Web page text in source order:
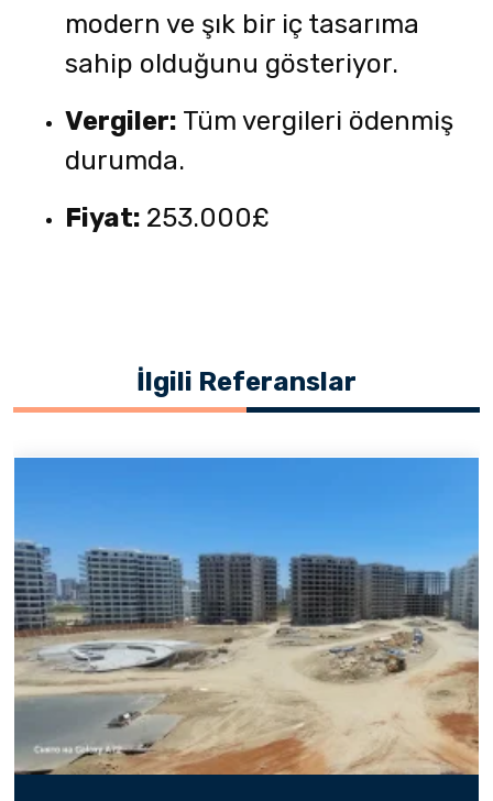
modern ve şık bir iç tasarıma
sahip olduğunu gösteriyor.
Vergiler: Tüm vergileri ödenmiş
durumda.
Fiyat: 253.000£
İlgili Referanslar